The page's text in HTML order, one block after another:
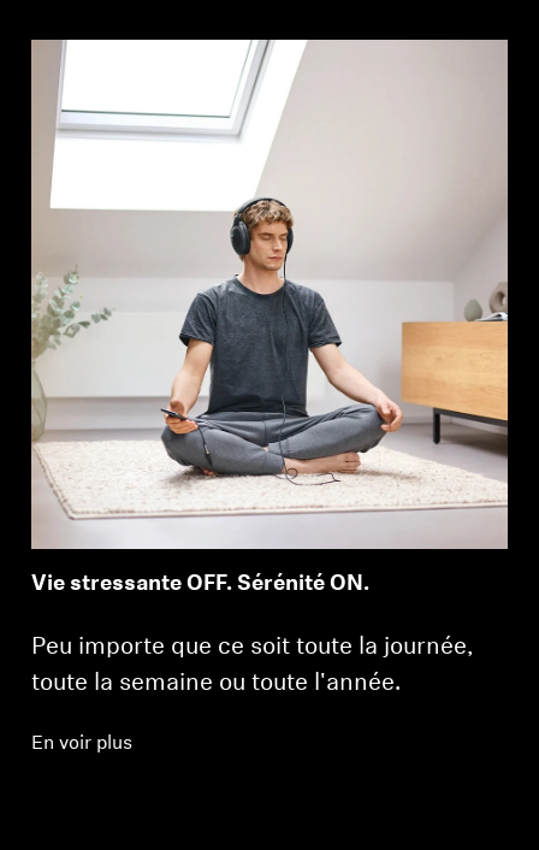
Vie stressante OFF. Sérénité ON.
Peu importe que ce soit toute la journée,
toute la semaine ou toute l'année.
En voir plus